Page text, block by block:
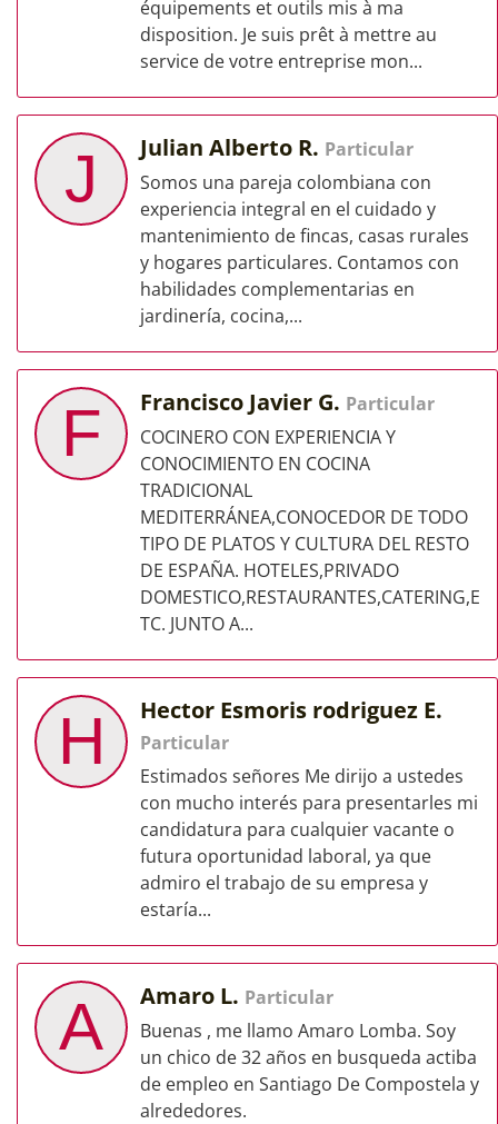
équipements et outils mis à ma
disposition. Je suis prêt à mettre au
service de votre entreprise mon...
J Julian Alberto R. Particular
Somos una pareja colombiana con
experiencia integral en el cuidado y
mantenimiento de fincas, casas rurales
y hogares particulares. Contamos con
habilidades complementarias en
jardinería, cocina,...
F Francisco Javier G. Particular
COCINERO CON EXPERIENCIA Y
CONOCIMIENTO EN COCINA
TRADICIONAL
MEDITERRÁNEA,CONOCEDOR DE TODO
TIPO DE PLATOS Y CULTURA DEL RESTO
DE ESPAÑA. HOTELES,PRIVADO
DOMESTICO,RESTAURANTES,CATERING,E
TC. JUNTO A...
H Hector Esmoris rodriguez E.
Particular
Estimados señores Me dirijo a ustedes
con mucho interés para presentarles mi
candidatura para cualquier vacante o
futura oportunidad laboral, ya que
admiro el trabajo de su empresa y
estaría...
A Amaro L. Particular
Buenas , me llamo Amaro Lomba. Soy
un chico de 32 años en busqueda actiba
de empleo en Santiago De Compostela y
alrededores.